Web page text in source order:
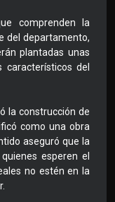
comprenden la
del departamento,
plantadas unas
del
la construcción de
como una obra
aseguró que la
esperen el
no estén en la